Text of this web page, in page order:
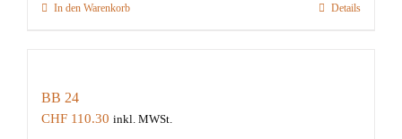
In den Warenkorb Details
BB 24
CHF 110.30 inkl. MWSt.